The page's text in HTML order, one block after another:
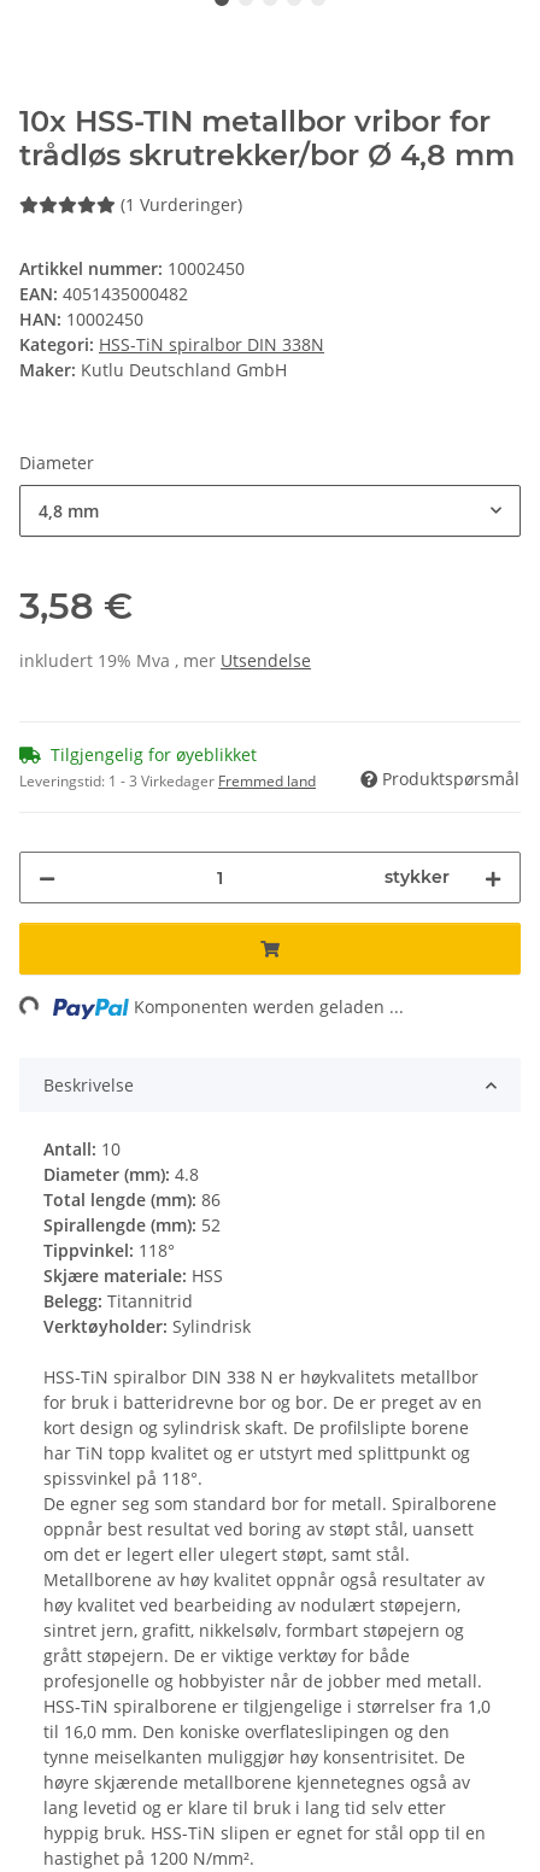
10x HSS-TIN metallbor vribor for
trådløs skrutrekker/bor Ø 4,8 mm
(1 Vurderinger)
Artikkel nummer: 10002450
EAN: 4051435000482
HAN: 10002450
Kategori: HSS-TiN spiralbor DIN 338N
Maker: Kutlu Deutschland GmbH
Diameter
4,8 mm
3,58 €
inkludert 19% Mva , mer Utsendelse
Tilgjengelig for øyeblikket
Leveringstid: 1 - 3 Virkedager Fremmed land Produktspørsmål
stykker
Komponenten werden geladen ...
Beskrivelse
Antall: 10
Diameter (mm): 4.8
Total lengde (mm): 86
Spirallengde (mm): 52
Tippvinkel: 118°
Skjære materiale: HSS
Belegg: Titannitrid
Verktøyholder: Sylindrisk
HSS-TiN spiralbor DIN 338 N er høykvalitets metallbor
for bruk i batteridrevne bor og bor. De er preget av en
kort design og sylindrisk skaft. De profilslipte borene
har TiN topp kvalitet og er utstyrt med splittpunkt og
spissvinkel på 118°.
De egner seg som standard bor for metall. Spiralborene
oppnår best resultat ved boring av støpt stål, uansett
om det er legert eller ulegert støpt, samt stål.
Metallborene av høy kvalitet oppnår også resultater av
høy kvalitet ved bearbeiding av nodulært støpejern,
sintret jern, grafitt, nikkelsølv, formbart støpejern og
grått støpejern. De er viktige verktøy for både
profesjonelle og hobbyister når de jobber med metall.
HSS-TiN spiralborene er tilgjengelige i størrelser fra 1,0
til 16,0 mm. Den koniske overflateslipingen og den
tynne meiselkanten muliggjør høy konsentrisitet. De
høyre skjærende metallborene kjennetegnes også av
lang levetid og er klare til bruk i lang tid selv etter
hyppig bruk. HSS-TiN slipen er egnet for stål opp til en
hastighet på 1200 N/mm².